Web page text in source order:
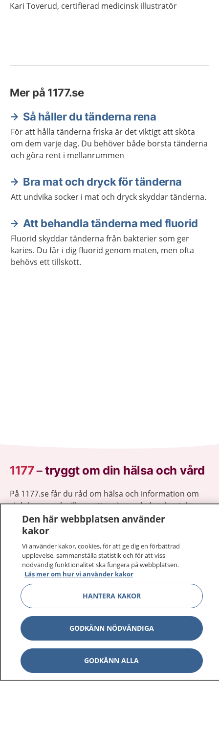
Kari Toverud, certifierad medicinsk illustratör
Mer på 1177.se
Så håller du tänderna rena
För att hålla tänderna friska är det viktigt att sköta
om dem varje dag. Du behöver både borsta tänderna
och göra rent i mellanrummen
Bra mat och dryck för tänderna
Att undvika socker i mat och dryck skyddar tänderna.
Att behandla tänderna med fluorid
Fluorid skyddar tänderna från bakterier som ger
karies. Du får i dig fluorid genom maten, men ofta
behövs ett tillskott.
1177–tryggt om din hälsa och vård
På 1177.se får du råd om hälsa och information om
sjukdomar och vilka mottagningar du kan kontakta.
Logga in för att läsa din journal och göra dina
vårdärenden. Ring telefonnummer 1177 för
1177 ger dig råd när du vill må bättre.
1177 på flera språk Visa
Visa
Kontakt Visa
Den här webbplatsen använder
kakor
Vi använder kakor, cookies, för att ge dig en förbättrad
upplevelse, sammanställa statistik och för att viss
nödvändig funktionalitet ska fungera på webbplatsen.
Läs mer om hur vi använder kakor
HANTERA KAKOR
GODKÄNN NÖDVÄNDIGA
GODKÄNN ALLA